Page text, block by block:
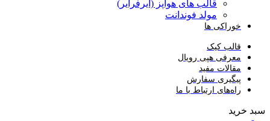
قالب های هواپز (ایرفرایر)
مولد فوندانت
خوراکی ها
قالب کیک
معرفی هپی رویال
مقالات مفید
پیگیری سفارش
راه‌های ارتباط با ما
سبد خرید